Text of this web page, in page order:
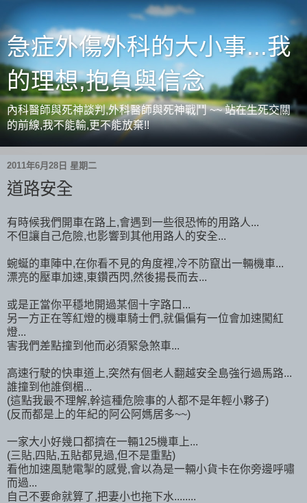
急症外傷外科的大小事...我
的理想,抱負與信念
內科醫師與死神談判,外科醫師與死神戰鬥 ~~ 站在生死交關
的前線,我不能輸,更不能放棄!!
2011年6月28日 星期二
道路安全
有時候我們開車在路上,會遇到一些很恐怖的用路人...
不但讓自己危險,也影響到其他用路人的安全...
蜿蜒的車陣中,在你看不見的角度裡,冷不防竄出一輛機車...
漂亮的壓車加速,東鑽西閃,然後揚長而去...
或是正當你平穩地開過某個十字路口...
另一方正在等紅燈的機車騎士們,就偏偏有一位會加速闖紅
燈...
害我們差點撞到他而必須緊急煞車...
高速行駛的快車道上,突然有個老人翻越安全島強行過馬路...
誰撞到他誰倒楣...
(這點我最不理解,幹這種危險事的人都不是年輕小夥子)
(反而都是上的年紀的阿公阿媽居多~~)
一家大小好幾口都擠在一輛125機車上...
(三貼,四貼,五貼都見過,但不是重點)
看他加速風馳電掣的感覺,會以為是一輛小貨卡在你旁邊呼嘯
而過...
自己不要命就算了,把妻小也拖下水........